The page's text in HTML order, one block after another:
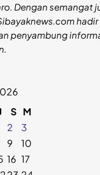
Dengan semangat
hadir
penyambung
S M
2
3
9
10
16 17